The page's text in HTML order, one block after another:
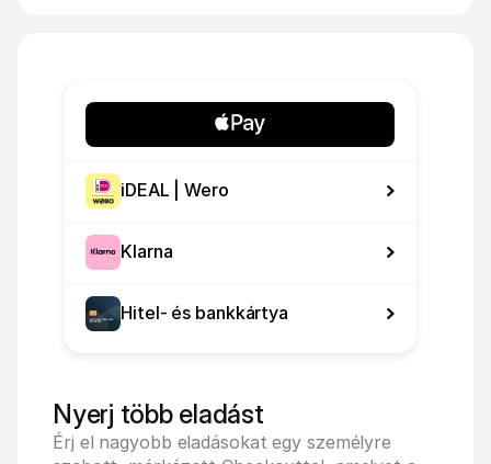
iDEAL | Wero
Klarna
Hitel- és bankkártya
Nyerj több eladást
Érj el nagyobb eladásokat egy személyre